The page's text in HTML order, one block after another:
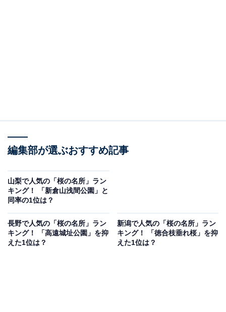
編集部が選ぶおすすめ記事
山梨で人気の「桜の名所」ラン
キング！ 「新倉山浅間公園」と
同率の1位は？
長野で人気の「桜の名所」ラン
キング！ 「高遠城址公園」を抑
えた1位は？
新潟で人気の「桜の名所」ラン
キング！ 「徳合枝垂れ桜」を抑
えた1位は？